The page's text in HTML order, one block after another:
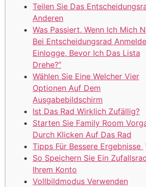
Teilen Sie Das
Anderen
Was Passiert, Wenn Ich Mich
Bei Entscheidungsrad
Einlogge, Bevor Ich Das Lista
Drehe?”
Wählen Sie Eine Welcher Vier
Optionen Auf Dem
Ausgabebildschirm
Ist Das Rad Wirklich Zufällig?
Starten Sie Family Room
Durch Klicken Auf Das Rad
Tipps Für Bessere Ergebnisse
So Speichern Sie Ein
Ihrem Konto
Vollbildmodus Verwenden